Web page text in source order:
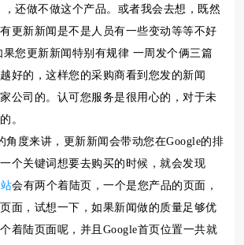
还做不做这个产品。或者我会去想，既然
更新新闻是不是人员有一些变动等等不好
果您更新新闻特别有规律 一周发个俩三篇
好的，这样您的采购商看到您发的新闻
公司的。认可您服务是很用心的，对于未
。
角度来讲，更新新闻会带动您在Google的排
个关键词想要去购买的时候，就会发现
会有两个着陆页，一个是您产品的页面，
面，试想一下，如果新闻做的质量足够优
着陆页面呢，并且Google首页位置一共就